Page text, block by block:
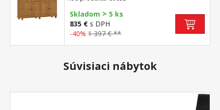
časti 2 presklené a 2 plné dvere
Skladom > 5 ks
835 € s DPH
-40% 1 397 € **
Súvisiaci nábytok